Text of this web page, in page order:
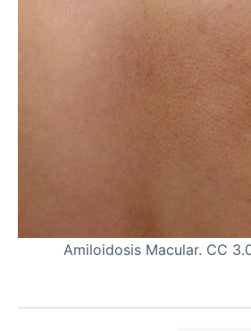
Amiloidosis Macular. CC